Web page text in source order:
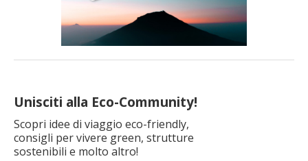
Unisciti alla Eco-Community!
Scopri idee di viaggio eco-friendly,
consigli per vivere green, strutture
sostenibili e molto altro!